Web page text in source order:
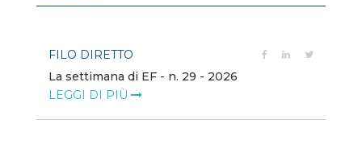
FILO DIRETTO
La settimana di EF - n. 29 - 2026
LEGGI DI PIÙ